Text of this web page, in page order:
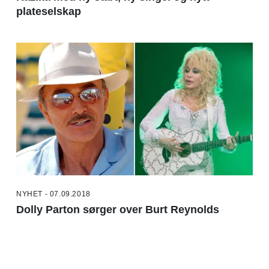
plateselskap
NYHET - 07.09.2018
Dolly Parton sørger over Burt Reynolds